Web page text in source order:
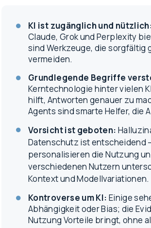
KI ist zugänglich und
Claude, Grok und Perplexity
sind Werkzeuge, die sorgfältig
vermeiden.
Grundlegende Begriffe
Kerntechnologie hinter vielen
hilft, Antworten genauer zu
Agents sind smarte Helfer, die
Vorsicht ist geboten:
Datenschutz ist entscheidend
personalisieren die Nutzung
verschiedenen Nutzern
Kontext und Modellvariationen.
Kontroverse um KI: Einige
Abhängigkeit oder Bias; die
Nutzung Vorteile bringt, ohne